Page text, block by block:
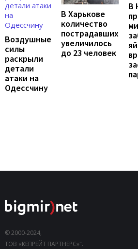
Воздушные
силы
раскрыли
детали
атаки на
Одессчину
В Харькове
количество
пострадавших
увеличилось
до 23 человек
В
© 2000-2024,
ТОВ «КЕПРЕЙТ ПАРТНЕРС»".